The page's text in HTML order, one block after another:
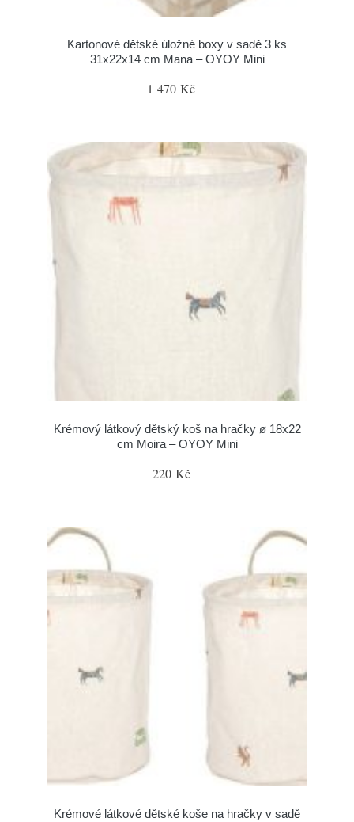
Kartonové dětské úložné boxy v sadě 3 ks
31x22x14 cm Mana – OYOY Mini
1 470 Kč
Krémový látkový dětský koš na hračky ø 18x22
cm Moira – OYOY Mini
220 Kč
Krémové látkové dětské koše na hračky v sadě